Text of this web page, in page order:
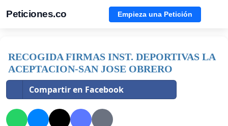
Peticiones.co Empieza una Petición
RECOGIDA FIRMAS INST. DEPORTIVAS LA
ACEPTACION-SAN JOSE OBRERO
Compartir en Facebook